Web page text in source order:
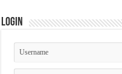
Login